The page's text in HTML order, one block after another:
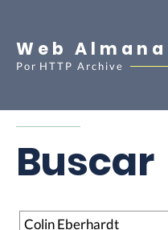
Web
Por HTTP Archive
Buscar
Buscar